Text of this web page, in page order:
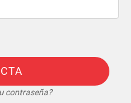
contraseña?